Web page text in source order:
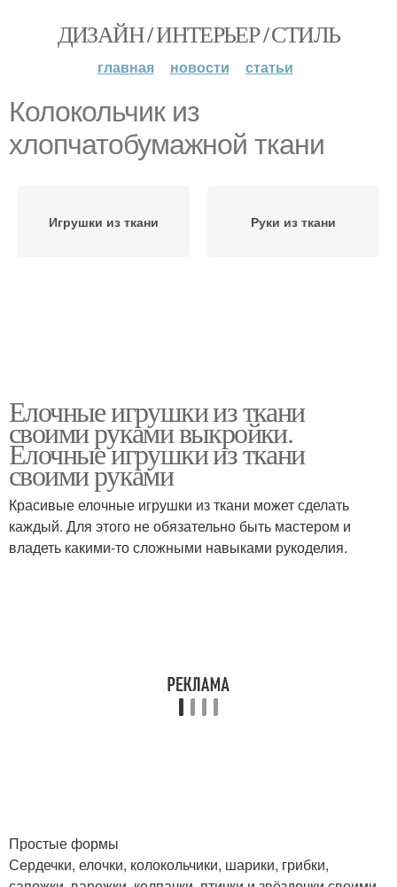
ДИЗАЙН / ИНТЕРЬЕР / СТИЛЬ
главная новости статьи
Колокольчик из
хлопчатобумажной ткани
Игрушки из ткани Руки из ткани
Елочные игрушки из ткани
своими руками выкройки.
Елочные игрушки из ткани
своими руками
Красивые елочные игрушки из ткани может сделать
каждый. Для этого не обязательно быть мастером и
владеть какими-то сложными навыками рукоделия.
Простые формы
Сердечки, елочки, колокольчики, шарики, грибки,